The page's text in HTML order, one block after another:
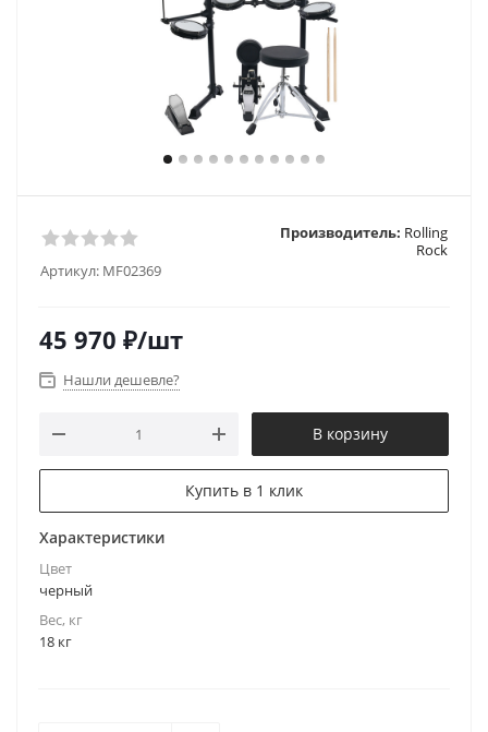
Артикул: MF02369
Производитель: Rolling
Rock
45 970 ₽/шт
Нашли дешевле?
В корзину
Купить в 1 клик
Характеристики
Цвет
черный
Вес, кг
18 кг